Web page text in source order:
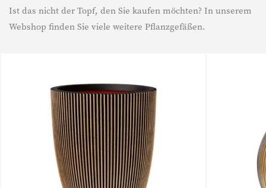
Ist das nicht der Topf, den Sie kaufen möchten? In unserem
Webshop finden Sie viele weitere Pflanzgefäßen.